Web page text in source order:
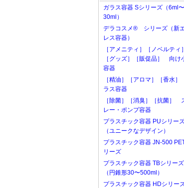
ガラス容器 Sシリーズ（6ml〜
30ml）
デラコスメ® シリーズ（新
レス容器）
［アメニティ］［ノベルティ］
［グッズ］［販促品］ 向け
容器
［精油］［アロマ］［香水
ラス容器
［除菌］［消臭］［抗菌］
レー・ポンプ容器
プラスチック容器 PUシリー
（ユニークなデザイン）
プラスチック容器 JN-500
リーズ
プラスチック容器 TBシリーズ
（円錐形30〜500ml）
プラスチック容器 HDシリー